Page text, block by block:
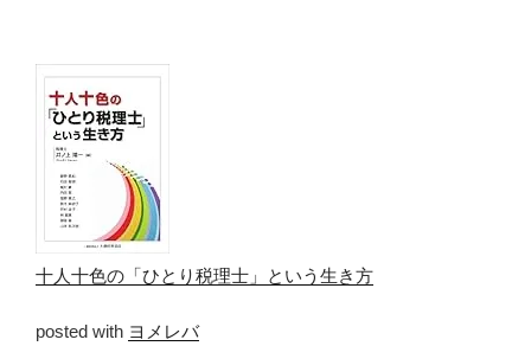
十人十色の「ひとり税理士」という生き方
posted with ヨメレバ